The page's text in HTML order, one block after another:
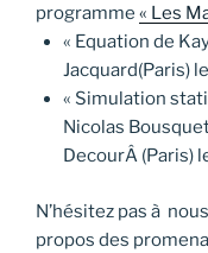
programme « Les
« Equation de
Jacquard(Paris)
« Simulation
Nicolas
DecourÂ (Paris)
N’hésitez pas à
propos des